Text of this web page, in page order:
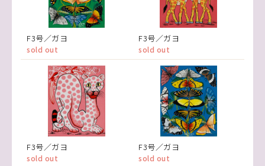
F3号／ガヨ
sold out
F3号／ガヨ
sold out
F3号／ガヨ
sold out
F3号／ガヨ
sold out